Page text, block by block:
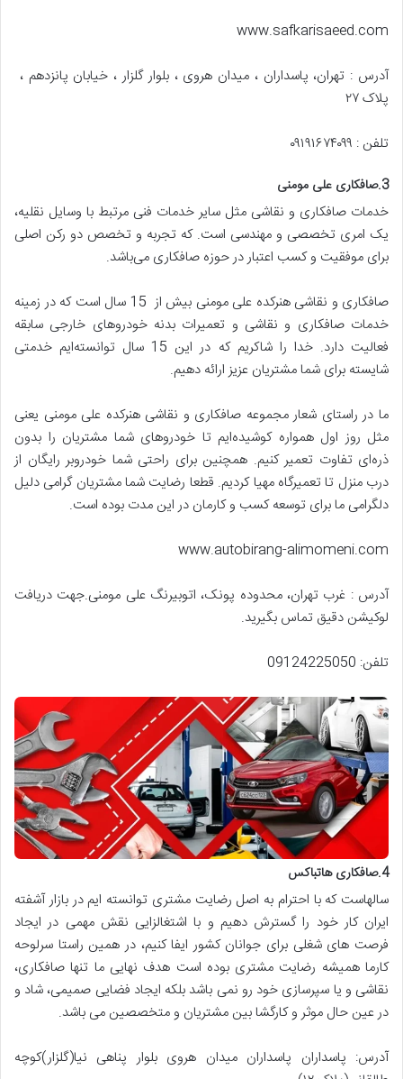
www.safkarisaeed.com
آدرس : تهران، پاسداران ، میدان هروی ، بلوار گلزار ، خیابان پانزدهم ،
پلاک ۲۷
تلفن : ۰۹۱۹۱۶۷۴۰۹۹
3.صافکاری علی مومنی
خدمات صافکاری و نقاشی مثل سایر خدمات فنی مرتبط با وسایل نقلیه،
یک امری تخصصی و مهندسی است. که تجربه و تخصص دو رکن اصلی
برای موفقیت و کسب اعتبار در حوزه صافکاری می‌باشد.
صافکاری و نقاشی هنرکده علی مومنی بیش از 15 سال است که در زمینه
خدمات صافکاری و نقاشی و تعمیرات بدنه خودروهای خارجی سابقه
فعالیت دارد. خدا را شاکریم که در این 15 سال توانسته‌ایم خدمتی
شایسته برای شما مشتریان عزیز ارائه دهیم.
ما در راستای شعار مجموعه صافکاری و نقاشی هنرکده علی مومنی یعنی
مثل روز اول همواره کوشیده‌ایم تا خودروهای شما مشتریان را بدون
ذره‌ای تفاوت تعمیر کنیم. همچنین برای راحتی شما خودروبر رایگان از
درب منزل تا تعمیرگاه مهیا کردیم. قطعا رضایت شما مشتریان گرامی دلیل
دلگرامی ما برای توسعه کسب و کارمان در این مدت بوده است.
www.autobirang-alimomeni.com
آدرس : غرب تهران، محدوده پونک، اتوبیرنگ علی مومنی.جهت دریافت
لوکیشن دقیق تماس بگیرید.
تلفن: 09124225050
4.صافکاری هاتباکس
سالهاست که با احترام به اصل رضایت مشتری توانسته ایم در بازار آشفته
ایران کار خود را گسترش دهیم و با اشتغالزایی نقش مهمی در ایجاد
فرصت های شغلی برای جوانان کشور ایفا کنیم، در همین راستا سرلوحه
کارما همیشه رضایت مشتری بوده است هدف نهایی ما تنها صافکاری،
نقاشی و یا سپرسازی خود رو نمی باشد بلکه ایجاد فضایی صمیمی، شاد و
در عین حال موثر و کارگشا بین مشتریان و متخصصین می باشد.
آدرس: پاسداران پاسداران میدان هروی بلوار پناهی نیا(گلزار)کوچه